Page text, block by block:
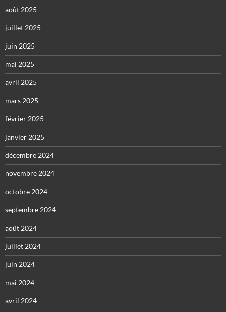
août 2025
juillet 2025
juin 2025
mai 2025
avril 2025
mars 2025
février 2025
janvier 2025
décembre 2024
novembre 2024
octobre 2024
septembre 2024
août 2024
juillet 2024
juin 2024
mai 2024
avril 2024